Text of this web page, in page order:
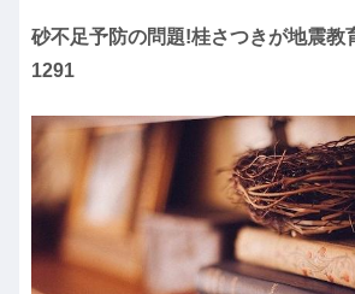
砂不足予防の問題!桂さつきが地震教
1291